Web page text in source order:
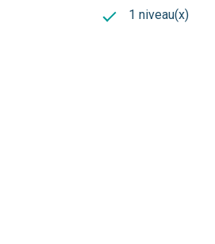
1 niveau(x)